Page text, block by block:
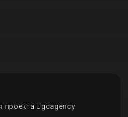
проекта Ugcagency